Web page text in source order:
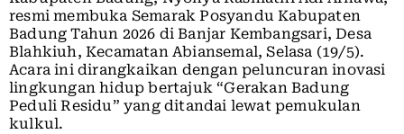
resmi membuka Semarak Posyandu Kabupaten
Badung Tahun 2026 di Banjar Kembangsari, Desa
Blahkiuh, Kecamatan Abiansemal, Selasa (19/5).
Acara ini dirangkaikan dengan peluncuran inovasi
lingkungan hidup bertajuk “Gerakan Badung
Peduli Residu” yang ditandai lewat pemukulan
kulkul.